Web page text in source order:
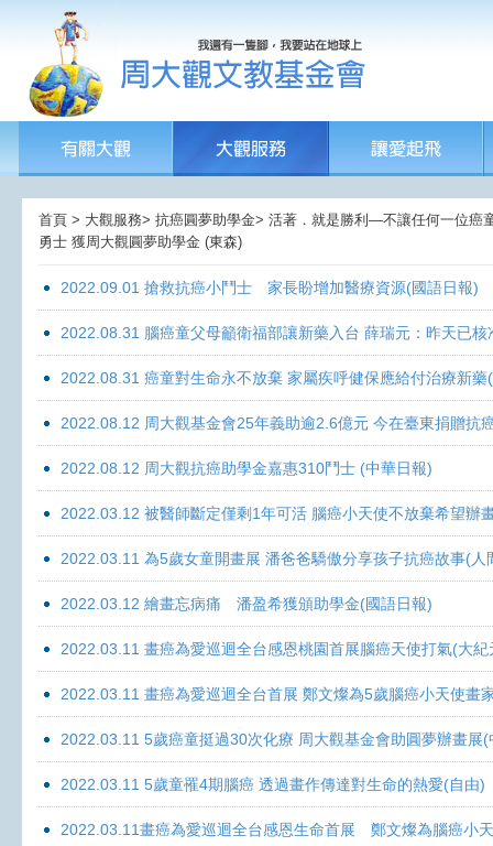
首頁 > 大觀服務> 抗癌圓夢助學金> 活著．就是勝利—不讓任何一位癌
勇士 獲周大觀圓夢助學金 (東森)
2022.09.01 搶救抗癌小鬥士 家長盼增加醫療資源(國語日報)
2022.08.31 腦癌童父母籲衛福部讓新藥入台 薛瑞元：昨天已
2022.08.31 癌童對生命永不放棄 家屬疾呼健保應給付治療新藥
2022.08.12 周大觀基金會25年義助逾2.6億元 今在臺東捐贈抗
2022.08.12 周大觀抗癌助學金嘉惠310鬥士 (中華日報)
2022.03.12 被醫師斷定僅剩1年可活 腦癌小天使不放棄希望辦
2022.03.11 為5歲女童開畫展 潘爸爸驕傲分享孩子抗癌故事(人
2022.03.12 繪畫忘病痛 潘盈希獲頒助學金(國語日報)
2022.03.11 畫癌為愛巡迴全台感恩桃園首展腦癌天使打氣(大紀
2022.03.11 畫癌為愛巡迴全台首展 鄭文燦為5歲腦癌小天使畫
2022.03.11 5歲癌童挺過30次化療 周大觀基金會助圓夢辦畫展
2022.03.11 5歲童罹4期腦癌 透過畫作傳達對生命的熱愛(自由)
2022.03.11畫癌為愛巡迴全台感恩生命首展 鄭文燦為腦癌小